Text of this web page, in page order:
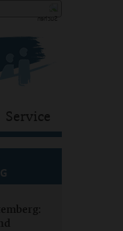
Service